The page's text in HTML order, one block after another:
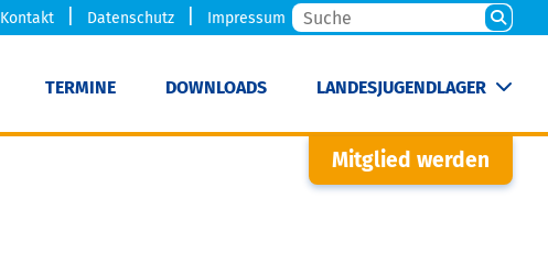
Kontakt Datenschutz Impressum
TERMINE DOWNLOADS LANDESJUGENDLAGER
Mitglied werden